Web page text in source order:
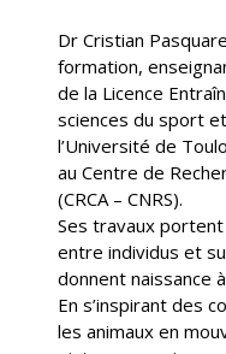
Dr Cristian
formation,
de la Licence
sciences du sport
l’Université de
au Centre de
(CRCA – CNRS).
Ses travaux
entre individus et
donnent naissance
En s’inspirant des
les animaux en